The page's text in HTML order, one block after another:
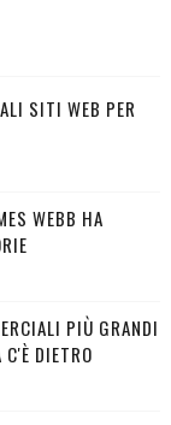
SITI WEB PER
WEBB HA
PIÙ GRANDI
DIETRO